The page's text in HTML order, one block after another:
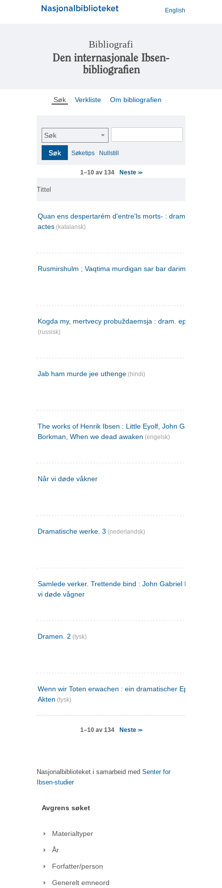
English
Bibliografi
Den internasjonale Ibsen-
bibliografien
Søk Verkliste Om bibliografien
Søk
Søk Søketips Nullstill
1–10 av 134 Neste >>
Tittel
Quan ens despertarém d'entre'ls morts- : drama en tres
actes (katalansk)
Rusmirshulm ; Vaqtima murdigan sar bar darim
Kogda my, mertvecy probuždaemsja : dram. epilog v 3 d
(russisk)
Jab ham murde jee uthenge (hindi)
The works of Henrik Ibsen : Little Eyolf, John Gabriel
Borkman, When we dead awaken (engelsk)
Når vi døde våkner
Dramatische werke. 3 (nederlandsk)
Samlede verker. Trettende bind : John Gabriel Borkman ;
vi døde vågner
Dramen. 2 (tysk)
Wenn wir Toten erwachen : ein dramatischer Epilog in drei
Akten (tysk)
1–10 av 134 Neste >>
Nasjonalbiblioteket i samarbeid med Senter for
Ibsen-studier
Avgrens søket
Materialtyper
År
Forfatter/person
Generelt emneord